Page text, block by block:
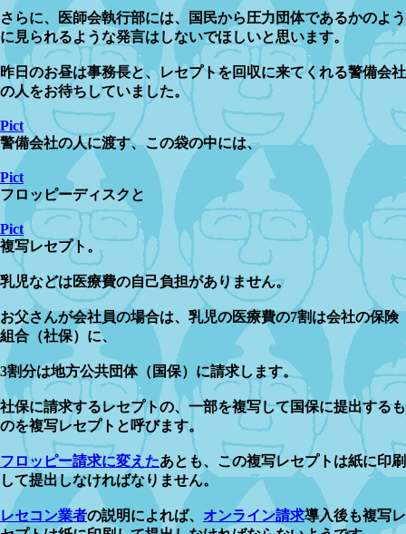
さらに、医師会執行部には、国民から圧力団体であるかのよう
に見られるような発言はしないでほしいと思います。
昨日のお昼は事務長と、レセプトを回収に来てくれる警備会社
の人をお待ちしていました。
Pict
警備会社の人に渡す、この袋の中には、
Pict
フロッピーディスクと
Pict
複写レセプト。
乳児などは医療費の自己負担がありません。
お父さんが会社員の場合は、乳児の医療費の7割は会社の保険
組合（社保）に、
3割分は地方公共団体（国保）に請求します。
社保に請求するレセプトの、一部を複写して国保に提出するも
のを複写レセプトと呼びます。
フロッピー請求に変えたあとも、この複写レセプトは紙に印刷
して提出しなければなりません。
レセコン業者の説明によれば、 オンライン請求導入後も複写レ